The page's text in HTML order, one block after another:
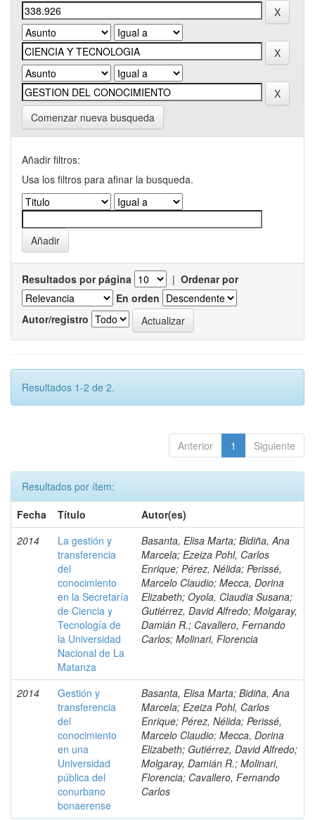
Comenzar nueva busqueda
Añadir filtros:
Usa los filtros para afinar la busqueda.
Resultados por página | Ordenar por
En orden
Autor/registro
Resultados 1-2 de 2.
Anterior 1 Siguiente
Resultados por ítem:
Fecha
Título
Autor(es)
2014
La gestión y
transferencia
del
conocimiento
en la Secretaría
de Ciencia y
Tecnología de
la Universidad
Nacional de La
Matanza
Basanta, Elisa Marta; Bidiña, Ana
Marcela; Ezeiza Pohl, Carlos
Enrique; Pérez, Nélida; Perissé,
Marcelo Claudio; Mecca, Dorina
Elizabeth; Oyola, Claudia Susana;
Gutiérrez, David Alfredo; Molgaray,
Damián R.; Cavallero, Fernando
Carlos; Molinari, Florencia
2014
Gestión y
transferencia
del
conocimiento
en una
Universidad
pública del
conurbano
bonaerense
Basanta, Elisa Marta; Bidiña, Ana
Marcela; Ezeiza Pohl, Carlos
Enrique; Pérez, Nélida; Perissé,
Marcelo Claudio; Mecca, Dorina
Elizabeth; Gutiérrez, David Alfredo;
Molgaray, Damián R.; Molinari,
Florencia; Cavallero, Fernando
Carlos